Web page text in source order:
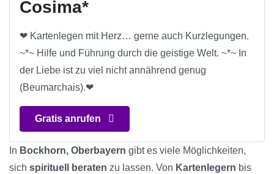
Cosima*
❤ Kartenlegen mit Herz… gerne auch Kurzlegungen.
~*~ Hilfe und Führung durch die geistige Welt. ~*~ In
der Liebe ist zu viel nicht annährend genug
(Beumarchais).❤
Gratis anrufen
In Bockhorn, Oberbayern gibt es viele Möglichkeiten,
sich spirituell beraten zu lassen. Von Kartenlegern bis